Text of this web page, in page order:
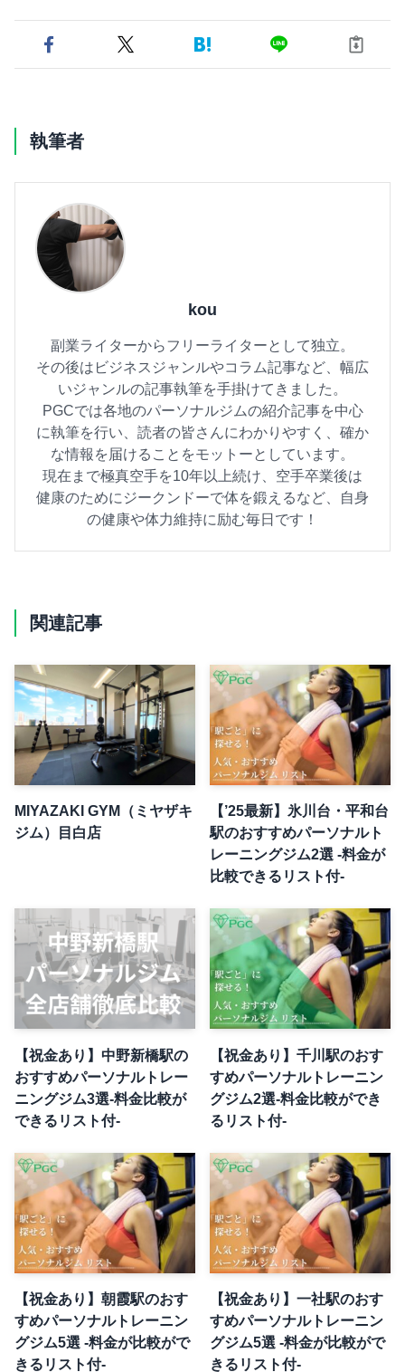
執筆者
kou
副業ライターからフリーライターとして独立。
その後はビジネスジャンルやコラム記事など、幅広
いジャンルの記事執筆を手掛けてきました。
PGCでは各地のパーソナルジムの紹介記事を中心
に執筆を行い、読者の皆さんにわかりやすく、確か
な情報を届けることをモットーとしています。
現在まで極真空手を10年以上続け、空手卒業後は
健康のためにジークンドーで体を鍛えるなど、自身
の健康や体力維持に励む毎日です！
関連記事
MIYAZAKI GYM（ミヤザキ
ジム）目白店
【’25最新】氷川台・平和台
駅のおすすめパーソナルト
レーニングジム2選 -料金が
比較できるリスト付-
【祝金あり】中野新橋駅の
おすすめパーソナルトレー
ニングジム3選-料金比較が
できるリスト付-
【祝金あり】千川駅のおす
すめパーソナルトレーニン
グジム2選-料金比較ができ
るリスト付-
【祝金あり】朝霞駅のおす
すめパーソナルトレーニン
グジム5選 -料金が比較がで
きるリスト付-
【祝金あり】一社駅のおす
すめパーソナルトレーニン
グジム5選 -料金が比較がで
きるリスト付-